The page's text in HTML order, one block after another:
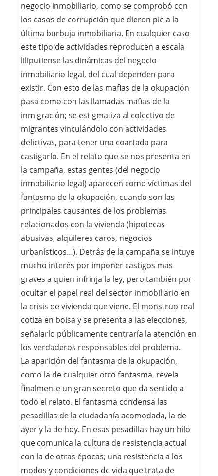
negocio inmobiliario, como se comprobó con
los casos de corrupción que dieron pie a la
última burbuja inmobiliaria. En cualquier caso
este tipo de actividades reproducen a escala
liliputiense las dinámicas del negocio
inmobiliario legal, del cual dependen para
existir. Con esto de las mafias de la okupación
pasa como con las llamadas mafias de la
inmigración; se estigmatiza al colectivo de
migrantes vinculándolo con actividades
delictivas, para tener una coartada para
castigarlo. En el relato que se nos presenta en
la campaña, estas gentes (del negocio
inmobiliario legal) aparecen como víctimas del
fantasma de la okupación, cuando son las
principales causantes de los problemas
relacionados con la vivienda (hipotecas
abusivas, alquileres caros, negocios
urbanísticos…). Detrás de la campaña se intuye
mucho interés por imponer castigos mas
graves a quien infrinja la ley, pero también por
ocultar el papel real del sector inmobiliario en
la crisis de vivienda que viene. El monstruo real
cotiza en bolsa y se presenta a las elecciones,
señalarlo públicamente centraría la atención en
los verdaderos responsables del problema.
La aparición del fantasma de la okupación,
como la de cualquier otro fantasma, revela
finalmente un gran secreto que da sentido a
todo el relato. El fantasma condensa las
pesadillas de la ciudadanía acomodada, la de
ayer y la de hoy. En esas pesadillas hay un hilo
que comunica la cultura de resistencia actual
con la de otras épocas; una resistencia a los
modos y condiciones de vida que trata de